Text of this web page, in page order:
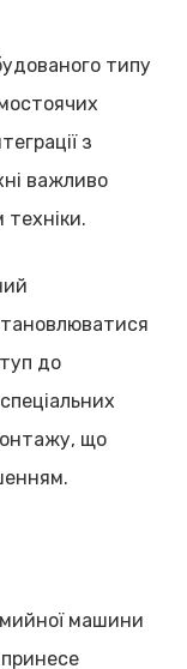
типу
з
важливо
до
що
машини